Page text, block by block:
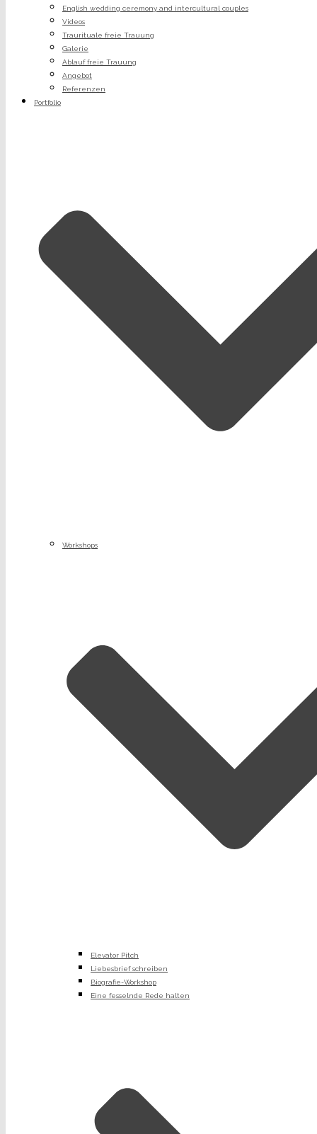
English wedding ceremony and intercultural couples
Videos
Traurituale freie Trauung
Galerie
Ablauf freie Trauung
Angebot
Referenzen
Portfolio
Workshops
Elevator Pitch
Liebesbrief schreiben
Biografie-Workshop
Eine fesselnde Rede halten